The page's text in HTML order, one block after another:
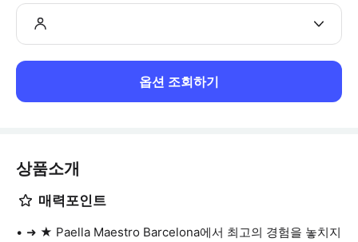
옵션 조회하기
상품소개
매력포인트
➜ ★ Paella Maestro Barcelona에서 최고의 경험을 놓치지